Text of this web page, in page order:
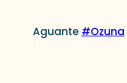
Aguante #Ozuna